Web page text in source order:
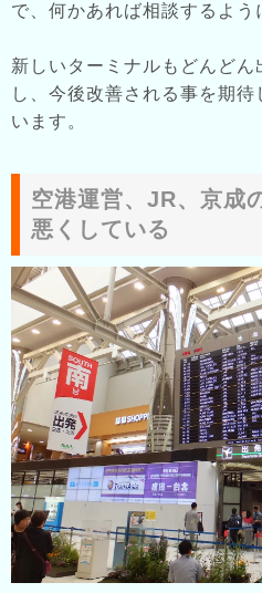
で、何かあれば相談するよう
新しいターミナルもどんど
し、今後改善される事を期
います。
空港運営、JR、京成
悪くしている